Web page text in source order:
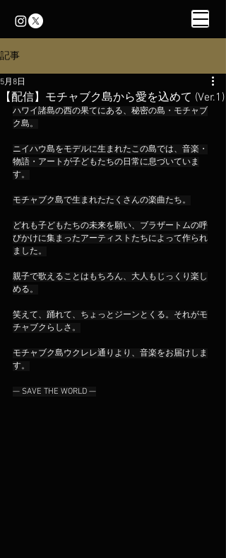
記事
【配信】モチャブク島から愛を込めて (Ver.1)
5月8日
ハワイ諸島の西の果てにある、秘密の島・モチャブ
ク島。
ニイハウ島をモデルに生まれたこの島では、音楽・
物語・アートが子どもたちの日常に息づいていま
す。
モチャブク島で生まれたたくさんの楽曲たち。
どれも子どもたちの未来を願い、ブラザートムの呼
びかけに集まったアーティストたちによって作られ
ました。
親子で歌えることはもちろん、大人もじっくり楽し
める。
笑えて、踊れて、ちょっとジーンとくる。それがモ
チャブクらしさ。
モチャブク島ウクレレ通りより、音楽をお届けしま
す。
— SAVE THE WORLD —